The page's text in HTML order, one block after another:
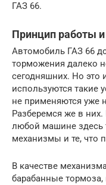
ГАЗ 66.
Принцип работы
Автомобиль ГАЗ 66
торможения далеко
сегодняшних. Но это
используются такие
не применяются уже
Разберемся же в
любой машине здесь
механизмы и те, что
В качестве
барабанные тормоза,